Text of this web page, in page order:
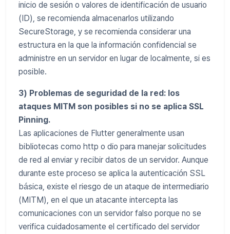
inicio de sesión o valores de identificación de usuario
(ID), se recomienda almacenarlos utilizando
SecureStorage, y se recomienda considerar una
estructura en la que la información confidencial se
administre en un servidor en lugar de localmente, si es
posible.
3) Problemas de seguridad de la red: los
ataques MITM son posibles si no se aplica SSL
Pinning.
Las aplicaciones de Flutter generalmente usan
bibliotecas como http o dio para manejar solicitudes
de red al enviar y recibir datos de un servidor. Aunque
durante este proceso se aplica la autenticación SSL
básica, existe el riesgo de un ataque de intermediario
(MITM), en el que un atacante intercepta las
comunicaciones con un servidor falso porque no se
verifica cuidadosamente el certificado del servidor